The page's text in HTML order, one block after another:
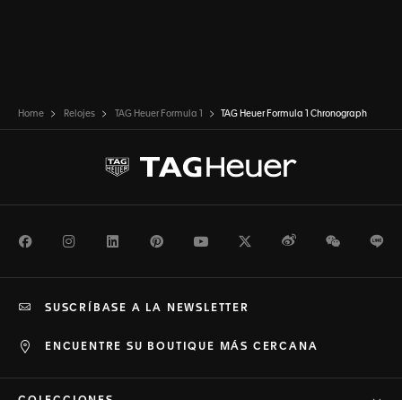
Home Relojes TAG Heuer Formula 1 TAG Heuer Formula 1 Chronograph
FacebookInstagramLinkedInPinterestYoutubeTwitterWeiboWeChat
ENCUENTRE SU BOUTIQUE MÁS CERCANA
SUSCRÍBASE A LA NEWSLETTER